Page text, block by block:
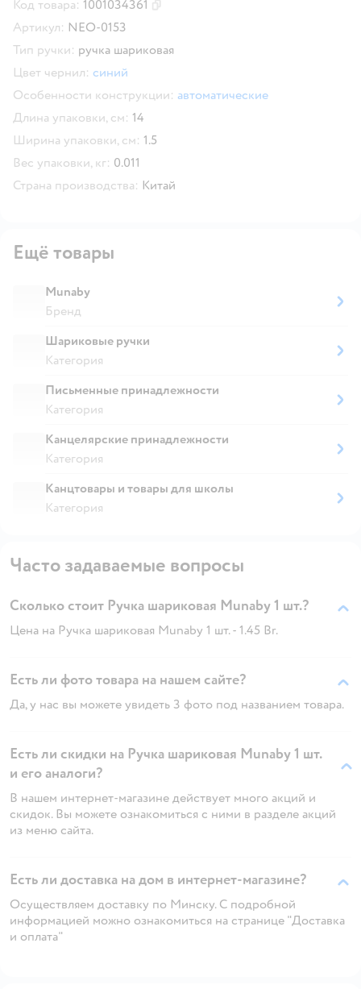
Код товара: 1001034361
Артикул: NEO-0153
Тип ручки: ручка шариковая
Цвет чернил: синий
Особенности конструкции: автоматические
Длина упаковки, см: 14
Ширина упаковки, см: 1.5
Вес упаковки, кг: 0.011
Страна производства: Китай
Ещё товары
Munaby
Бренд
Шариковые ручки
Категория
Письменные принадлежности
Категория
Канцелярские принадлежности
Категория
Канцтовары и товары для школы
Категория
Часто задаваемые вопросы
Сколько стоит Ручка шариковая Munaby 1 шт.?
Цена на Ручка шариковая Munaby 1 шт. - 1.45 Br.
Есть ли фото товара на нашем сайте?
Да, у нас вы можете увидеть 3 фото под названием товара.
Есть ли скидки на Ручка шариковая Munaby 1 шт.
и его аналоги?
В нашем интернет-магазине действует много акций и
скидок. Вы можете ознакомиться с ними в разделе акций
из меню сайта.
Есть ли доставка на дом в интернет-магазине?
Осуществляем доставку по Минску. С подробной
информацией можно ознакомиться на странице "Доставка
и оплата"